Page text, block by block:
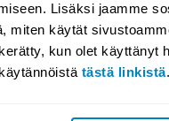
Lisäksi jaamme
miten käytät
kun olet käyttänyt
tästä linkistä.
mänty
/
jätä kysymyksesi,